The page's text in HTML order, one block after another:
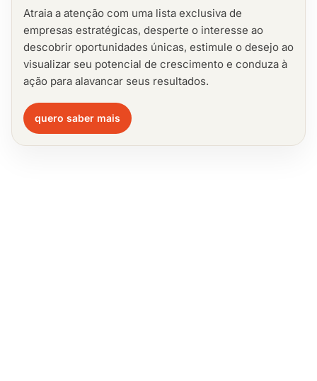
Atraia a atenção com uma lista exclusiva de
empresas estratégicas, desperte o interesse ao
descobrir oportunidades únicas, estimule o desejo ao
visualizar seu potencial de crescimento e conduza à
ação para alavancar seus resultados.
quero saber mais